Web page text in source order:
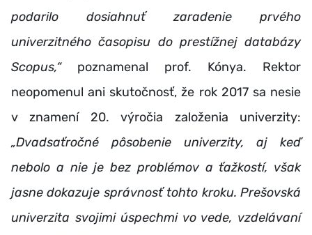
podarilo dosiahnuť zaradenie prvého
univerzitného časopisu do prestížnej databázy
Scopus,“poznamenal prof. Kónya. Rektor
neopomenul ani skutočnosť, že rok 2017 sa nesie
v znamení 20. výročia založenia univerzity:
„Dvadsaťročné pôsobenie univerzity, aj keď
nebolo a nie je bez problémov a ťažkostí, však
jasne dokazuje správnosť tohto kroku. Prešovská
univerzita svojimi úspechmi vo vede, vzdelávaní